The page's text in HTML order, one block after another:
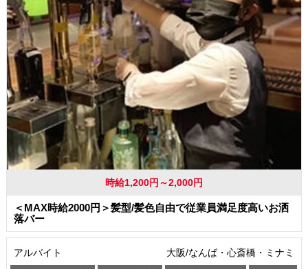
時給1,200円～2,000円
＜MAX時給2000円＞髪型/髪色自由で従業員満足度高いお洒
落バー
アルバイト 大阪/なんば・心斎橋・ミナミ